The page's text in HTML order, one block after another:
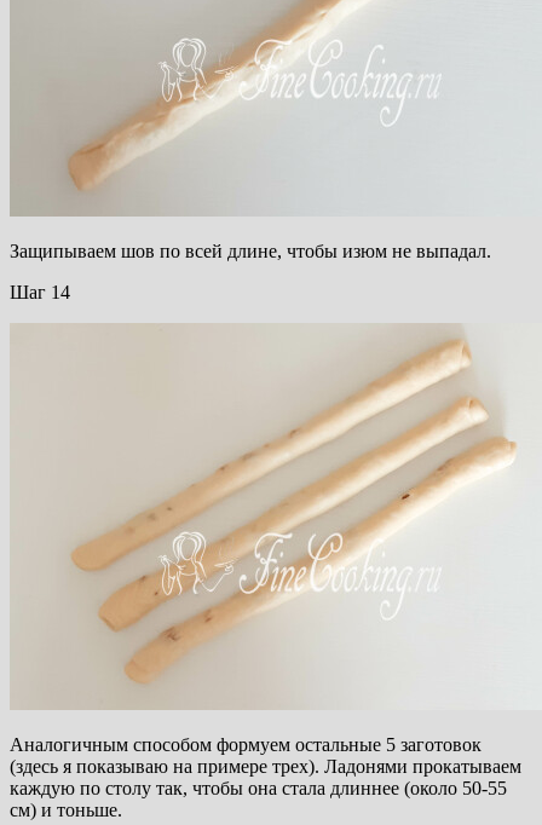
Защипываем шов по всей длине, чтобы изюм не выпадал.
Шаг 14
Аналогичным способом формуем остальные 5 заготовок
(здесь я показываю на примере трех). Ладонями прокатываем
каждую по столу так, чтобы она стала длиннее (около 50-55
см) и тоньше.